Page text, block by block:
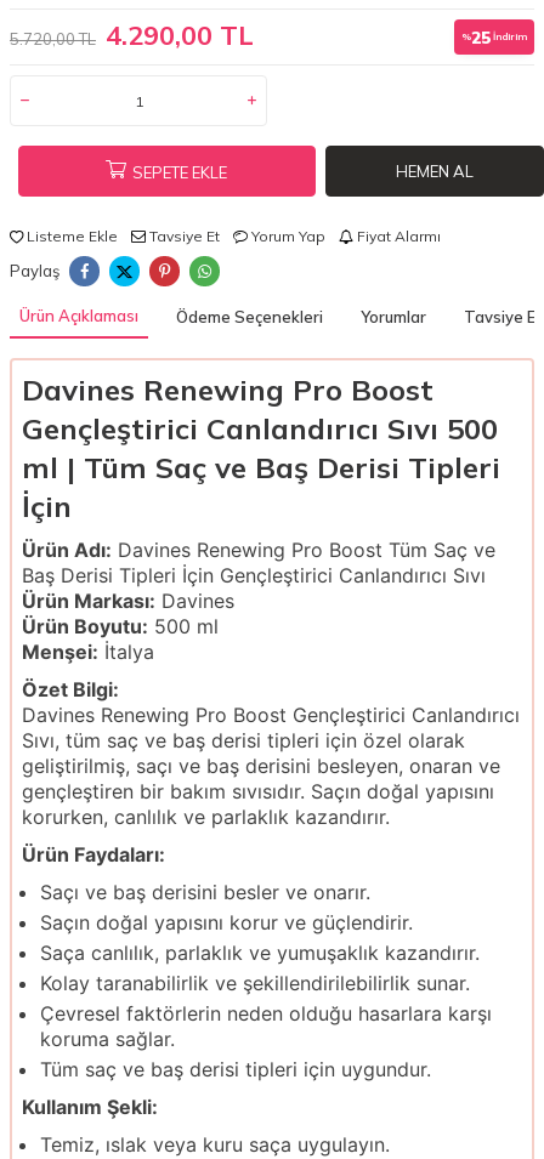
5.720,00 TL 4.290,00 TL %25 İndirim
SEPETE EKLE HEMEN AL
Listeme Ekle Tavsiye Et Yorum Yap Fiyat Alarmı
Paylaş
Ürün Açıklaması Ödeme Seçenekleri Yorumlar Tavsiye Et
Davines Renewing Pro Boost
Gençleştirici Canlandırıcı Sıvı 500
ml | Tüm Saç ve Baş Derisi Tipleri
İçin
Ürün Adı: Davines Renewing Pro Boost Tüm Saç ve
Baş Derisi Tipleri İçin Gençleştirici Canlandırıcı Sıvı
Ürün Markası: Davines
Ürün Boyutu: 500 ml
Menşei: İtalya
Özet Bilgi:
Davines Renewing Pro Boost Gençleştirici Canlandırıcı
Sıvı, tüm saç ve baş derisi tipleri için özel olarak
geliştirilmiş, saçı ve baş derisini besleyen, onaran ve
gençleştiren bir bakım sıvısıdır. Saçın doğal yapısını
korurken, canlılık ve parlaklık kazandırır.
Ürün Faydaları:
Saçı ve baş derisini besler ve onarır.
Saçın doğal yapısını korur ve güçlendirir.
Saça canlılık, parlaklık ve yumuşaklık kazandırır.
Kolay taranabilirlik ve şekillendirilebilirlik sunar.
Çevresel faktörlerin neden olduğu hasarlara karşı
koruma sağlar.
Tüm saç ve baş derisi tipleri için uygundur.
Kullanım Şekli:
Temiz, ıslak veya kuru saça uygulayın.